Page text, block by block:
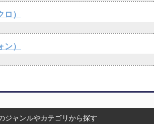
）
）
ジャンルやカテゴリから探す